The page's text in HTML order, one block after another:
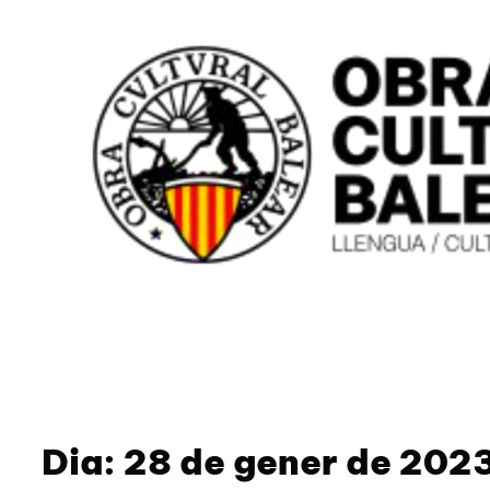
Dia: 28 de gener de